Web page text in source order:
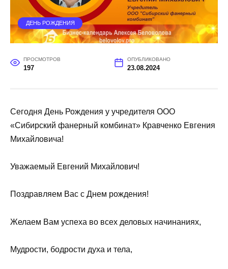
ДЕНЬ РОЖДЕНИЯ
ПРОСМОТРОВ
197
ОПУБЛИКОВАНО
23.08.2024
Сегодня День Рождения у учредителя ООО
«Сибирский фанерный комбинат» Кравченко Евгения
Михайловича!
Уважаемый Евгений Михайлович!
Поздравляем Вас с Днем рождения!
Желаем Вам успеха во всех деловых начинаниях,
Мудрости, бодрости духа и тела,